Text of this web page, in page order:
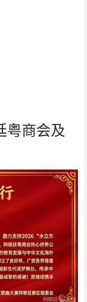
粤商会及